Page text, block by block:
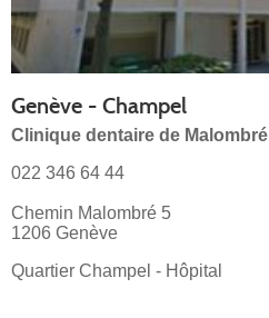
Genève - Champel
Clinique dentaire de Malombré
022 346 64 44
Chemin Malombré 5
1206 Genève
Quartier Champel - Hôpital